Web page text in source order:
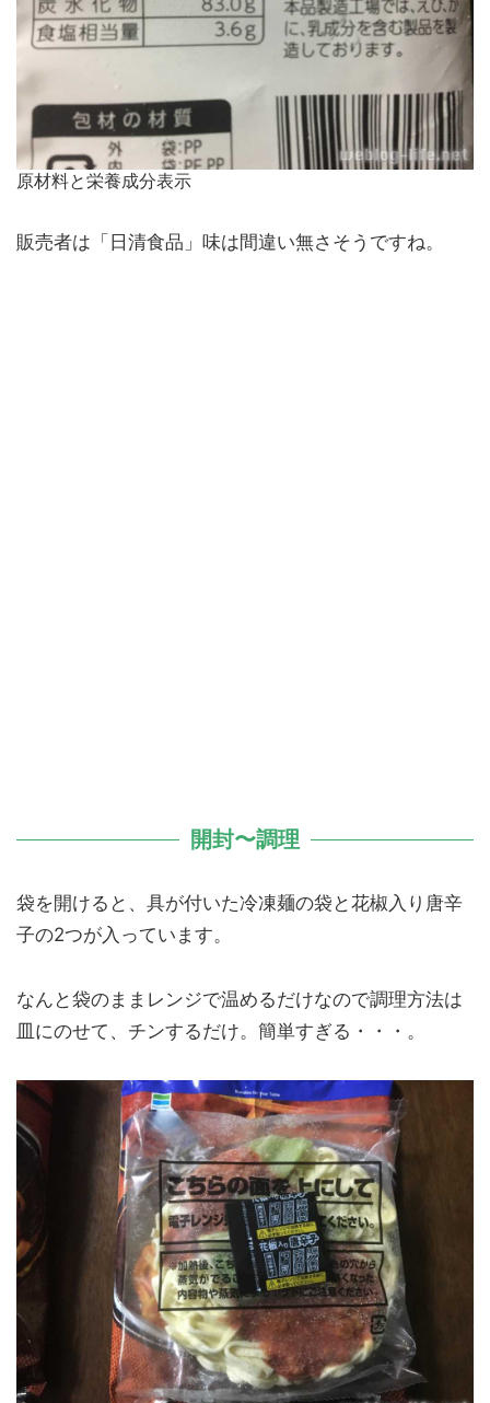
原材料と栄養成分表示
販売者は「日清食品」味は間違い無さそうですね。
開封〜調理
袋を開けると、具が付いた冷凍麺の袋と花椒入り唐辛
子の2つが入っています。
なんと袋のままレンジで温めるだけなので調理方法は
皿にのせて、チンするだけ。簡単すぎる・・・。